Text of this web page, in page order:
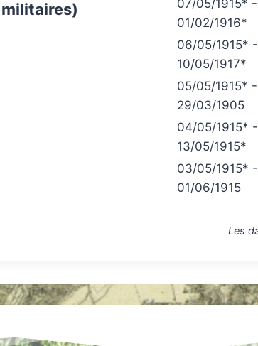
07/05/1915* -
01/02/1916*
06/05/1915* -
10/05/1917*
05/05/1915* -
29/03/1905
04/05/1915* -
13/05/1915*
03/05/1915* -
01/06/1915
Les